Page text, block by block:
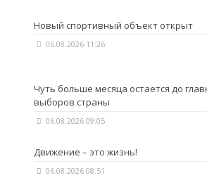
Новый спортивный объект открыт
06.08.2026 11:26
Чуть больше месяца остается до
выборов страны
06.08.2026 09:05
Движение – это жизнь!
06.08.2026 08:51